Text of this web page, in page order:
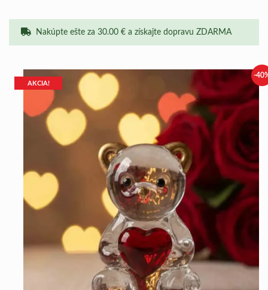
AKCIA!
-
Nakúpte ešte za 30.00 € a získajte dopravu ZDARMA